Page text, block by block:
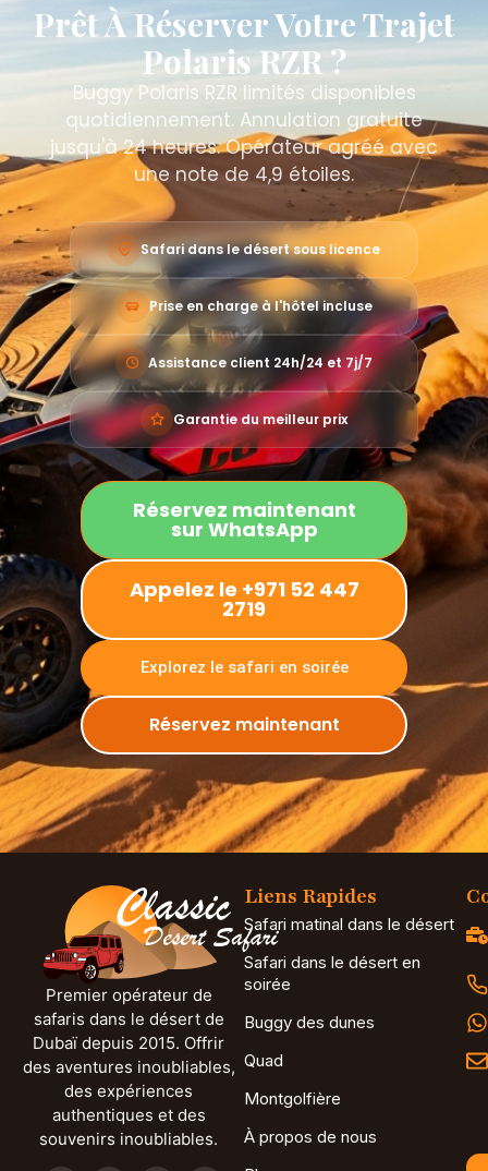
Prêt À Réserver Votre Trajet
Polaris RZR ?
Buggy Polaris RZR limités disponibles
quotidiennement. Annulation gratuite
jusqu'à 24 heures. Opérateur agréé avec
une note de 4,9 étoiles.
Safari dans le désert sous licence
Prise en charge à l'hôtel incluse
Assistance client 24h/24 et 7j/7
Garantie du meilleur prix
Réservez maintenant
sur WhatsApp
Appelez le +971 52 447
2719
Explorez le safari en soirée
Réservez maintenant
Premier opérateur de
safaris dans le désert de
Dubaï depuis 2015. Offrir
des aventures inoubliables,
des expériences
authentiques et des
souvenirs inoubliables.
Liens Rapides
Safari matinal dans le désert
Safari dans le désert en
soirée
Buggy des dunes
Quad
Montgolfière
À propos de nous